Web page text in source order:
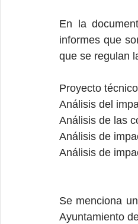
En la
informes que
que se regulan
Proyecto técnico
Análisis del
Análisis de las
Análisis de
Análisis de
Se menciona
Ayuntamiento